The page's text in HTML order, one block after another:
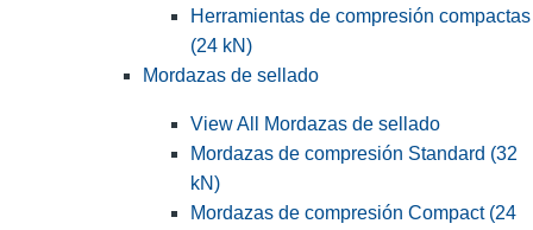
Herramientas de compresión compactas
(24 kN)
Mordazas de sellado
View All Mordazas de sellado
Mordazas de compresión Standard (32
kN)
Mordazas de compresión Compact (24